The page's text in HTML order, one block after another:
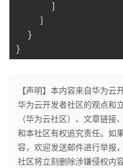
]
]
}
}
【声明】本内容来自华为云
华为云开发者社区的观点和
（华为云社区）、文章链
和本社区有权追究责任。如
容，欢迎发送邮件进行举报
社区将立刻删除涉嫌侵权内